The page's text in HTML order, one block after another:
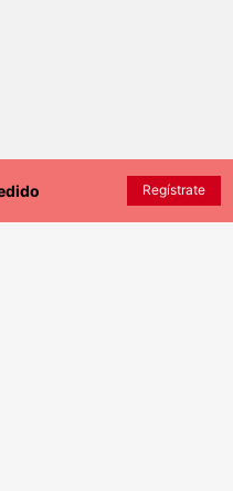
AÑADIR A LA BOLSARegístrate